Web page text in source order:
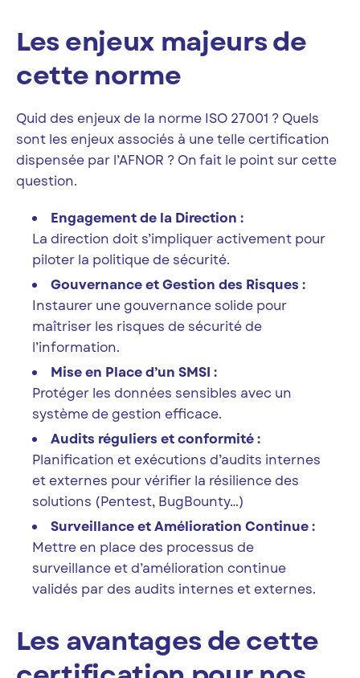
Les enjeux majeurs de
cette norme
Quid des enjeux de la norme ISO 27001 ? Quels
sont les enjeux associés à une telle certification
dispensée par l’AFNOR ? On fait le point sur cette
question.
Engagement de la Direction :
La direction doit s’impliquer activement pour
piloter la politique de sécurité.
Gouvernance et Gestion des Risques :
Instaurer une gouvernance solide pour
maîtriser les risques de sécurité de
l’information.
Mise en Place d’un SMSI :
Protéger les données sensibles avec un
système de gestion efficace.
Audits réguliers et conformité :
Planification et exécutions d’audits internes
et externes pour vérifier la résilience des
solutions (Pentest, BugBounty…)
Surveillance et Amélioration Continue :
Mettre en place des processus de
surveillance et d’amélioration continue
validés par des audits internes et externes.
Les avantages de cette